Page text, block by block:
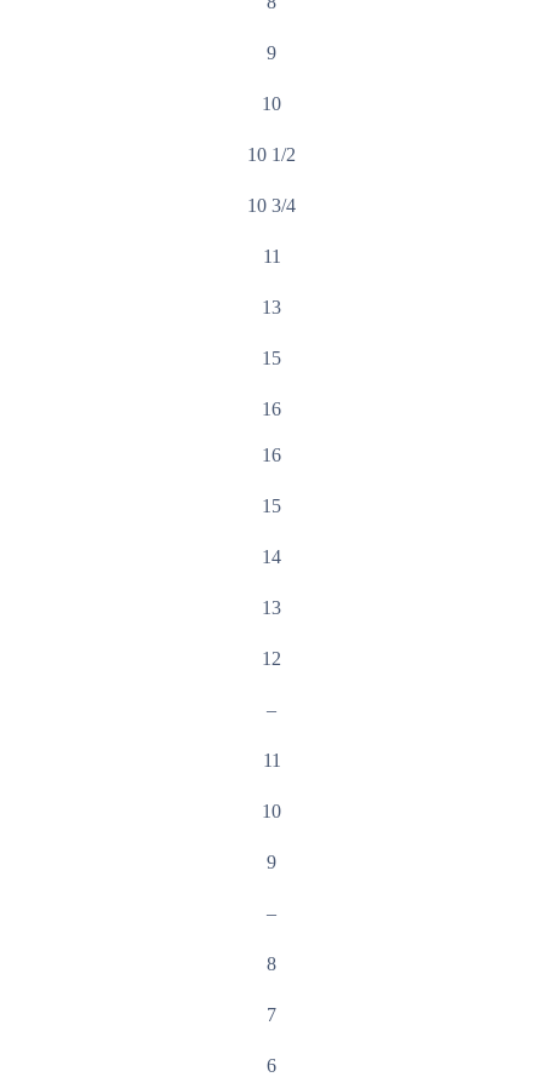
9
10
10 1/2
10 3/4
11
13
15
16
16
15
14
13
12
–
11
10
9
–
8
7
6